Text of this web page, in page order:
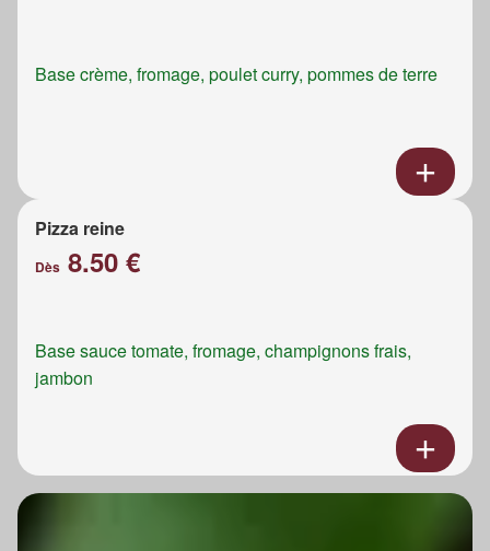
Base crème, fromage, poulet curry, pommes de terre
Pizza reine
Dès 8.50 €
Base sauce tomate, fromage, champignons frais,
jambon